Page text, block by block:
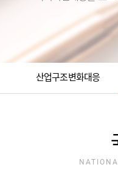
산업구조변화대응